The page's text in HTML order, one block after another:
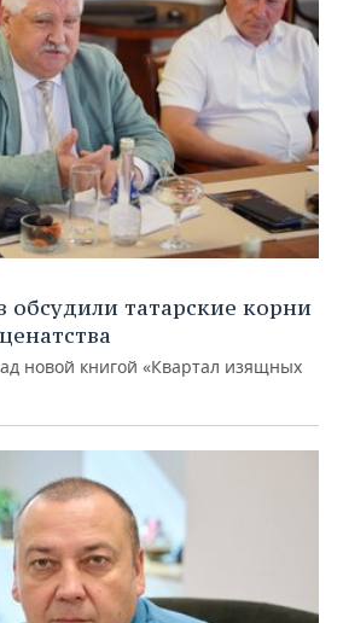
татарские корни
новой книгой «Квартал изящных